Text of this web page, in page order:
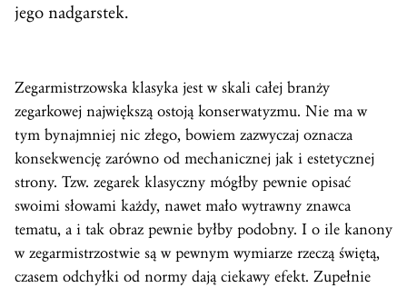
jego nadgarstek.
Zegarmistrzowska klasyka jest w skali całej branży
zegarkowej największą ostoją konserwatyzmu. Nie ma w
tym bynajmniej nic złego, bowiem zazwyczaj oznacza
konsekwencję zarówno od mechanicznej jak i estetycznej
strony. Tzw. zegarek klasyczny mógłby pewnie opisać
swoimi słowami każdy, nawet mało wytrawny znawca
tematu, a i tak obraz pewnie byłby podobny. I o ile kanony
w zegarmistrzostwie są w pewnym wymiarze rzeczą świętą,
czasem odchyłki od normy dają ciekawy efekt. Zupełnie